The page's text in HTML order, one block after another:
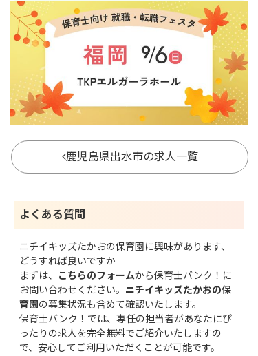
鹿児島県出水市の求人一覧
よくある質問
ニチイキッズたかおの保育園に興味があります、
どうすれば良いですか
まずは、
こちらのフォームから保育士バンク！に
お問い合わせください。 ニチイキッズたかおの保
育園の募集状況も含めて確認いたします。
保育士バンク！では、専任の担当者があなたにぴ
ったりの求人を完全無料でご紹介いたしますの
で、安心してご利用いただくことが可能です。